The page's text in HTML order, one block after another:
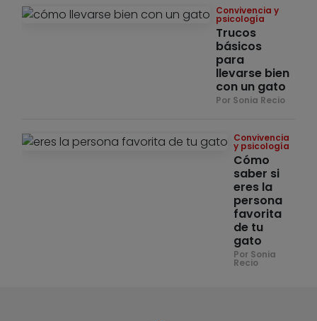
Convivencia y
psicología
Trucos
básicos
para
llevarse bien
con un gato
Por Sonia Recio
Convivencia
y psicología
Cómo
saber si
eres la
persona
favorita
de tu
gato
Por Sonia
Recio